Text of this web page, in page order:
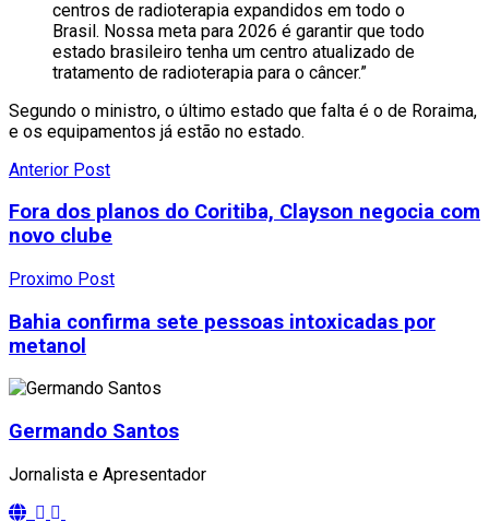
centros de radioterapia expandidos em todo o
Brasil. Nossa meta para 2026 é garantir que todo
estado brasileiro tenha um centro atualizado de
tratamento de radioterapia para o câncer.”
Segundo o ministro, o último estado que falta é o de Roraima,
e os equipamentos já estão no estado.
Anterior Post
Fora dos planos do Coritiba, Clayson negocia com
novo clube
Proximo Post
Bahia confirma sete pessoas intoxicadas por
metanol
Germando Santos
Jornalista e Apresentador